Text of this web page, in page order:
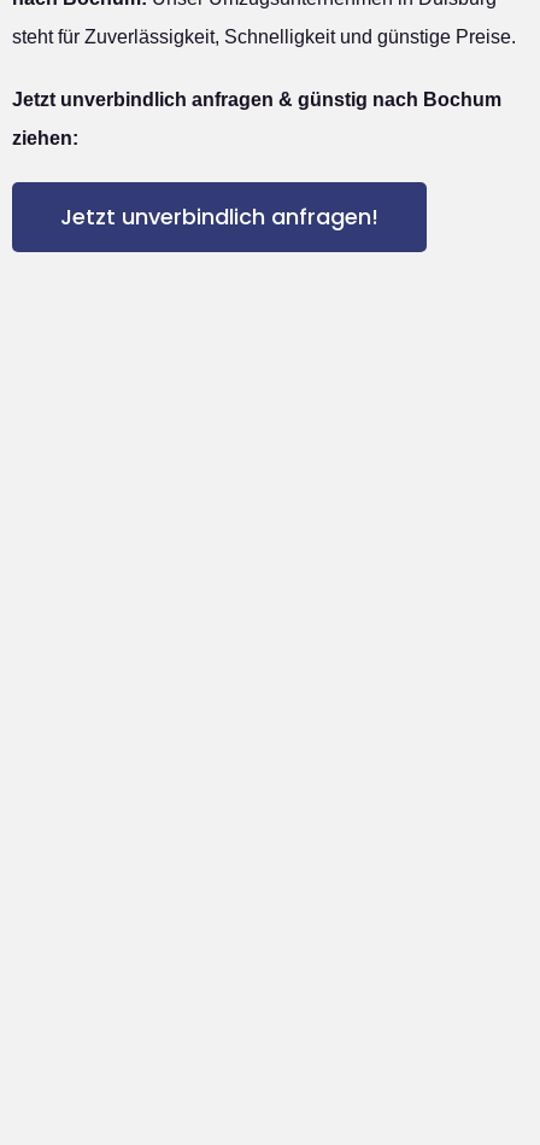
steht für Zuverlässigkeit, Schnelligkeit und günstige Preise.
Jetzt unverbindlich anfragen & günstig nach Bochum
ziehen:
Jetzt unverbindlich anfragen!